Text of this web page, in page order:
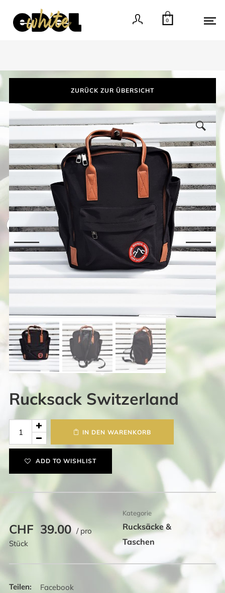
0
ZURÜCK ZUR ÜBERSICHT
Rucksack Switzerland
Rucksack
Switzerland
IN DEN WARENKORB
ADD TO WISHLIST
CHF 39.00 / pro
Stück
Kategorie
Rucksäcke &
Taschen
Facebook